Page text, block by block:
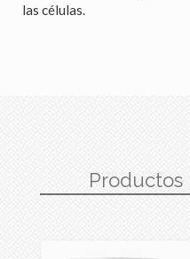
las células.
Productos